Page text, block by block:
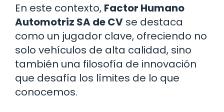
En este contexto, Factor Humano
Automotriz SA de CV se destaca
como un jugador clave, ofreciendo no
solo vehículos de alta calidad, sino
también una filosofía de innovación
que desafía los límites de lo que
conocemos.